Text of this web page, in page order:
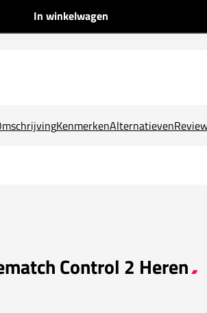
In winkelwagen
KenmerkenAlternatieven
Control 2 Heren